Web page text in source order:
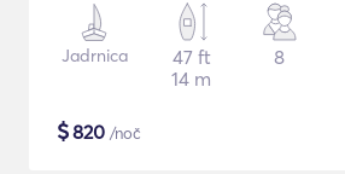
Jadrnica
47 ft
14 m
8
$820 /noč